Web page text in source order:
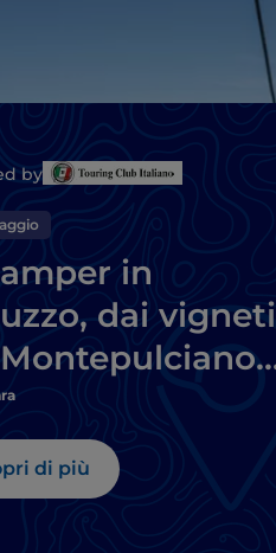
by
in
dai vigneti
alla costa dei
di più